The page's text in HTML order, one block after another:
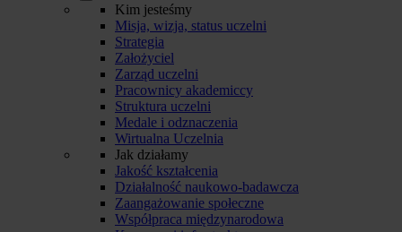
Kim jesteśmy
Misja, wizja, status uczelni
Strategia
Założyciel
Zarząd uczelni
Pracownicy akademiccy
Struktura uczelni
Medale i odznaczenia
Wirtualna Uczelnia
Jak działamy
Jakość kształcenia
Działalność naukowo-badawcza
Zaangażowanie społeczne
Współpraca międzynarodowa